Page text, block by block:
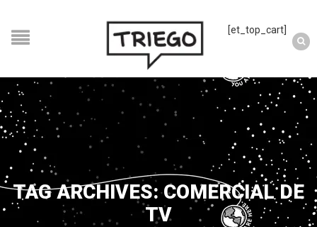
[et_top_cart]
TAG ARCHIVES: COMERCIAL DE
TV